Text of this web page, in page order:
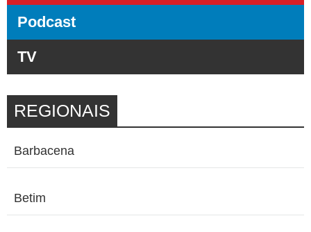
Podcast
TV
REGIONAIS
Barbacena
Betim